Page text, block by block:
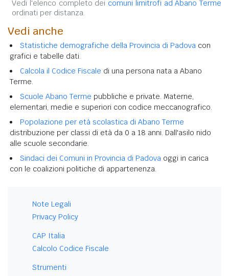
Vedi l'elenco completo dei comuni limitrofi ad Abano Terme
ordinati per distanza.
Vedi anche
Statistiche demografiche della Provincia di Padova con
grafici e tabelle dati.
Calcola il Codice Fiscale di una persona nata a Abano
Terme.
Scuole Abano Terme pubbliche e private. Materne,
elementari, medie e superiori con codice meccanografico.
Popolazione per età scolastica di Abano Terme
distribuzione per classi di età da 0 a 18 anni. Dall'asilo nido
alle scuole secondarie.
Sindaci dei Comuni in Provincia di Padova oggi in carica
con le coalizioni politiche di appartenenza.
Note Legali
Privacy Policy
CAP Italia
Calcolo Codice Fiscale
Strumenti